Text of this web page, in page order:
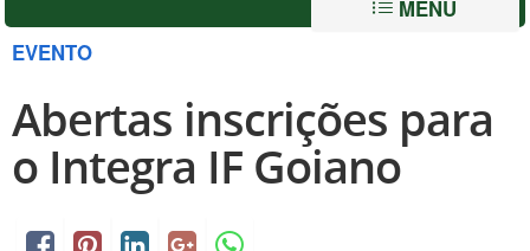
MENU
EVENTO
Abertas inscrições para
o Integra IF Goiano